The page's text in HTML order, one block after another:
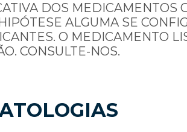
DOS MEDICAMENTOS
ALGUMA SE
O MEDICAMENTO
CONSULTE-NOS.